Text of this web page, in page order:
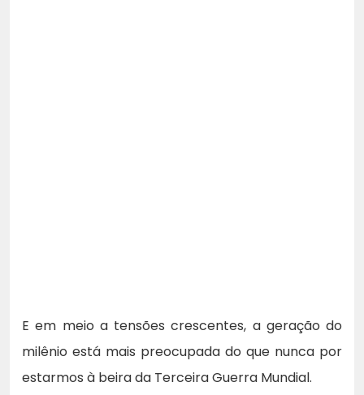
E em meio a tensões crescentes, a geração do
milênio está mais preocupada do que nunca por
estarmos à beira da Terceira Guerra Mundial.